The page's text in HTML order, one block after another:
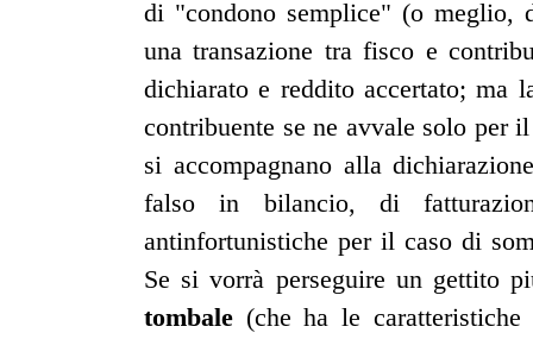
di "condono semplice" (o meglio,
una transazione tra fisco e
dichiarato e reddito accertato; ma
contribuente se ne avvale solo per
si accompagnano alla
falso in bilancio, di
antinfortunistiche per il caso di
Se si vorrà perseguire un gettito
tombale (che ha le